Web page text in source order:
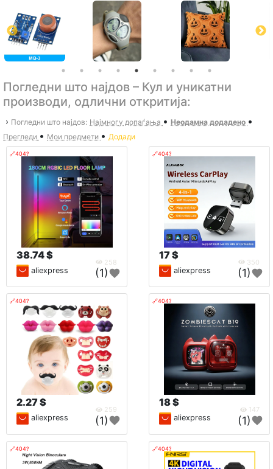
Погледни што најдов – Кул и уникатни
производи, одлични откритија:
› Погледни што најдов: Најмногу допаѓања • Неодамна додадено •
Прегледи • Мои предмети • Додади
🔗404?
38.74 $
258
aliexpress (1)
🔗404?
17 $
350
aliexpress (1)
🔗404?
2.27 $
259
aliexpress (1)
🔗404?
18 $
147
aliexpress (1)
🔗404? 🔗404?